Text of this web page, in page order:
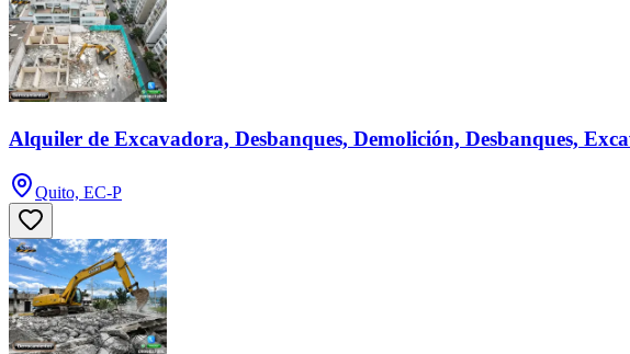
Alquiler de Excavadora, Desbanques, Demolición, Desbanques,
Quito, EC-P